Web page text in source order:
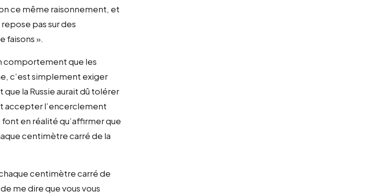
ce même raisonnement, et
pas sur des
faisons ».
comportement que les
c’est simplement exiger
la Russie aurait dû tolérer
accepter l’encerclement
en réalité qu’affirmer que
centimètre carré de la
centimètre carré de
me dire que vous vous